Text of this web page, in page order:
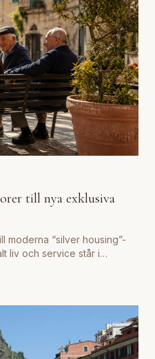
till nya exklusiva
moderna “silver housing”-
liv och service står i